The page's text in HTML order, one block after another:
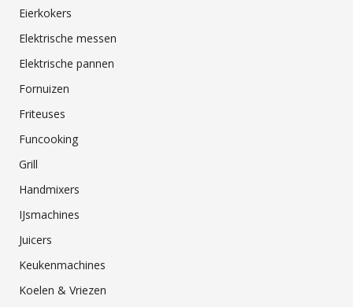
Eierkokers
Elektrische messen
Elektrische pannen
Fornuizen
Friteuses
Funcooking
Grill
Handmixers
IJsmachines
Juicers
Keukenmachines
Koelen & Vriezen